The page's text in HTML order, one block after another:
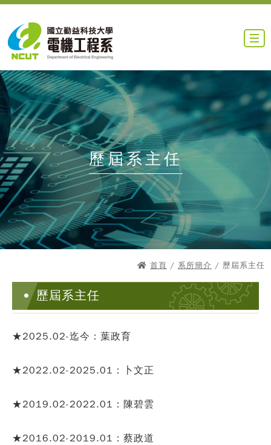
歷屆系主任
首頁 / 系所簡介 / 歷屆系主任
歷屆系主任
★2025.02-迄今：葉政育
★2022.02-2025.01：卜文正
★2019.02-2022.01：陳碧雲
★2016.02-2019.01：蔡政道